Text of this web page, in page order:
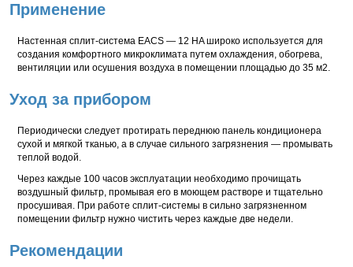
Применение
Настенная сплит-система EACS — 12 HA широко используется для
создания комфортного микроклимата путем охлаждения, обогрева,
вентиляции или осушения воздуха в помещении площадью до 35 м2.
Уход за прибором
Периодически следует протирать переднюю панель кондиционера
сухой и мягкой тканью, а в случае сильного загрязнения — промывать
теплой водой.
Через каждые 100 часов эксплуатации необходимо прочищать
воздушный фильтр, промывая его в моющем растворе и тщательно
просушивая. При работе сплит-системы в сильно загрязненном
помещении фильтр нужно чистить через каждые две недели.
Рекомендации